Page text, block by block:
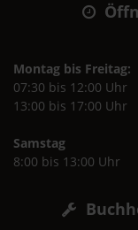
Montag bis Freitag:
07:30 bis 12:00 Uhr
13:00 bis 17:00 Uhr
Samstag
8:00 bis 13:00 Uhr